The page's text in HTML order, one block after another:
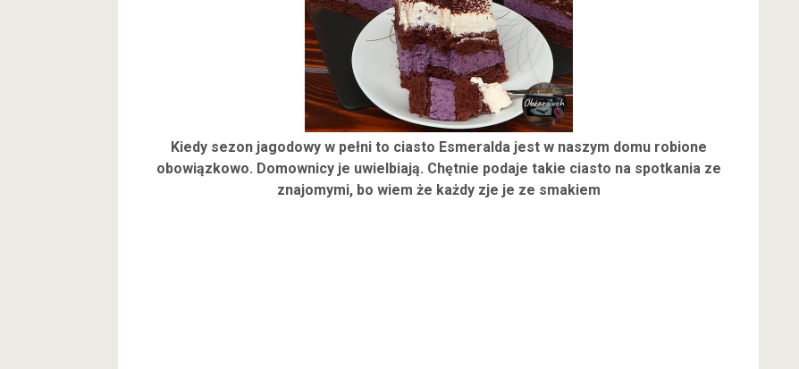
Kiedy sezon jagodowy w pełni to ciasto Esmeralda jest w naszym domu robione
obowiązkowo. Domownicy je uwielbiają. Chętnie podaje takie ciasto na spotkania ze
znajomymi, bo wiem że każdy zje je ze smakiem